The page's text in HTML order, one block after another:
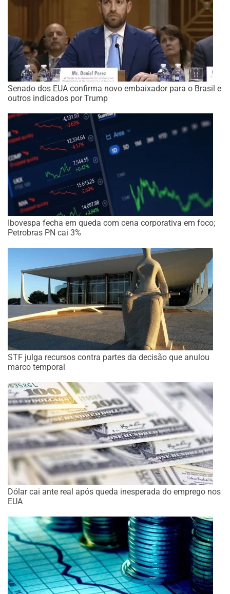
Senado dos EUA confirma novo embaixador para o Brasil e
outros indicados por Trump
Ibovespa fecha em queda com cena corporativa em foco;
Petrobras PN cai 3%
STF julga recursos contra partes da decisão que anulou
marco temporal
Dólar cai ante real após queda inesperada do emprego nos
EUA